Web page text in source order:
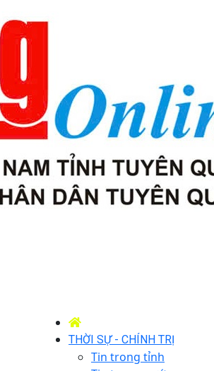
THỜI SỰ - CHÍNH TRỊ
Tin trong tỉnh